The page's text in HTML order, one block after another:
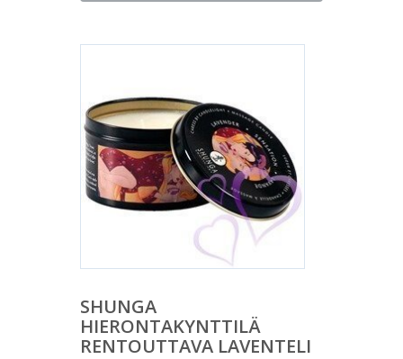
SHUNGA
HIERONTAKYNTTILÄ
RENTOUTTAVA LAVENTELI